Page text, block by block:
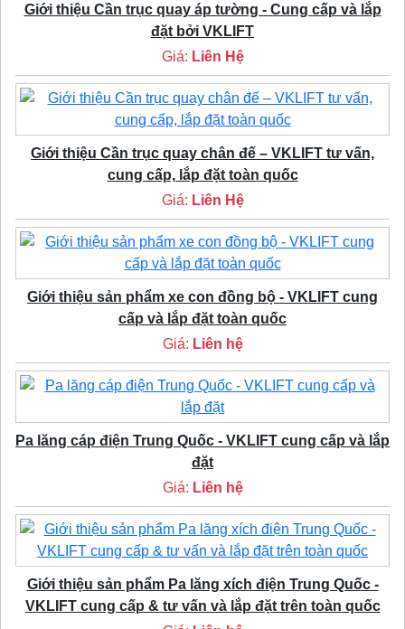
Giới thiệu Cần trục quay áp tường - Cung cấp và lắp
đặt bởi VKLIFT
Giá: Liên Hệ
Giới thiệu Cần trục quay chân đế – VKLIFT tư vấn,
cung cấp, lắp đặt toàn quốc
Giá: Liên Hệ
Giới thiệu sản phẩm xe con đồng bộ - VKLIFT cung
cấp và lắp đặt toàn quốc
Giá: Liên hệ
Pa lăng cáp điện Trung Quốc - VKLIFT cung cấp và lắp
đặt
Giá: Liên hệ
Giới thiệu sản phẩm Pa lăng xích điện Trung Quốc -
VKLIFT cung cấp & tư vấn và lắp đặt trên toàn quốc